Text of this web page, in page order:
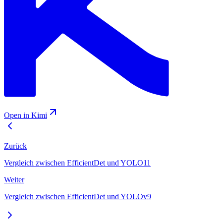
Open in Kimi
Zurück
Vergleich zwischen EfficientDet und YOLO11
Weiter
Vergleich zwischen EfficientDet und YOLOv9